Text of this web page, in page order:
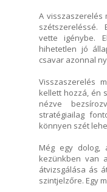
A visszaszerelés
szétszereléssé.
vette igénybe.
hihetetlen jó
csavar azonnal
Visszaszerelés
kellett hozzá, én
nézve
stratégiailag
könnyen szét
Még egy dolog,
kezünkben van
átvizsgálása ás
szintjelzőre. Egy